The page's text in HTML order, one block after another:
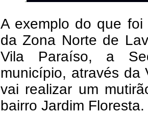
A exemplo do que foi
da Zona Norte de
Vila Paraíso, a
município, através da
vai realizar um
bairro Jardim Floresta.